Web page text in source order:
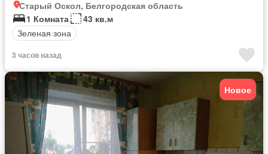
Старый Оскол, Белгородская область
1 Комната
43 кв.м
Зеленая зона
3 часов назад
Новое